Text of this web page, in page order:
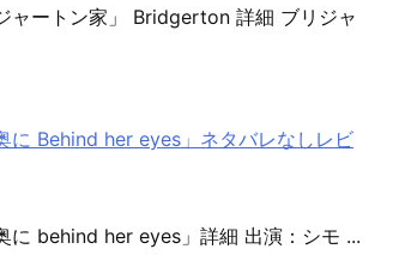
ャートン家」 Bridgerton 詳細 ブリジャ
に Behind her eyes」ネタバレなしレビ
に behind her eyes」詳細 出演：シモ ...